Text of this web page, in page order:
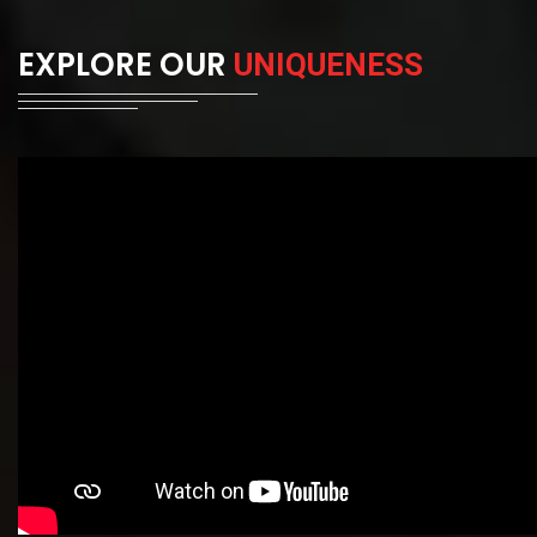
EXPLORE OUR UNIQUENESS